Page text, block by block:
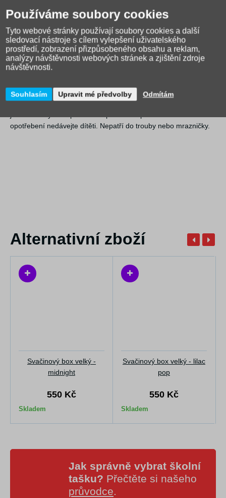
poškrábat. Lze mýt pouze v ruce, nepatří do myčky nádobí.
Upozornění
Nepoužívejte pro potraviny teplejší než 45 stupňů. Není určeno
pro tekutiny. Neponechávejte dítě bez dozoru dospělé osoby. Při
ohřevu v mikrovlnné troubě musí být víčko otevřeno. Vždy
tekutiny či potraviny mohou způsobit zabarvení produktu. Toto
nemá vliv na funkčnost. Před každým použitím zkontrolujte, zda
opotřebení nedávejte dítěti. Nepatří do trouby nebo mrazničky.
Alternativní zboží
Svačinový box velký -
midnight
550 Kč
Skladem
Svačinový box velký - lilac
pop
550 Kč
Skladem
Jak správně vybrat školní
tašku? Přečtěte si našeho
průvodce.
Používáme soubory cookies
Tyto webové stránky používají soubory cookies a další
sledovací nástroje s cílem vylepšení uživatelského
prostředí, zobrazení přizpůsobeného obsahu a reklam,
analýzy návštěvnosti webových stránek a zjištění zdroje
návštěvnosti.
Souhlasím Upravit mé předvolby Odmítám